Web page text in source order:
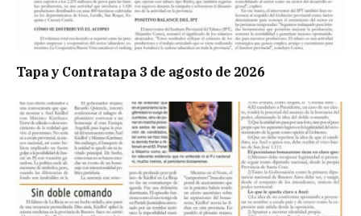
Tapa y Contratapa 3 de agosto de 2026